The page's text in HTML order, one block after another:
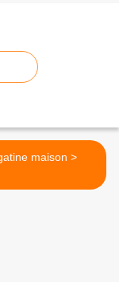
Nougatine maison >